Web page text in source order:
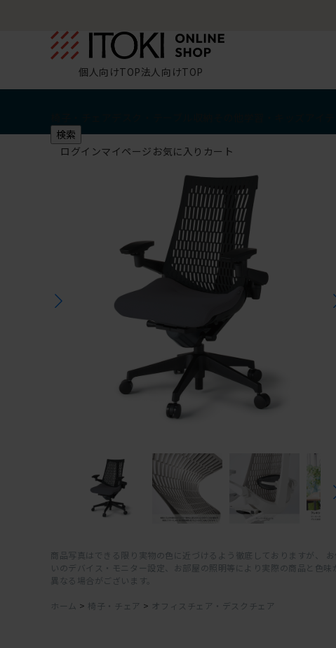
個人向けTOP法人向けTOP
検索
ログインマイページ お気に入り カート
商品写真はできる限り実物の色に近づけるよう徹底しておりますが、 お
いのデバイス・モニター設定、お部屋の照明等により実際の商品と色味
異なる場合がございます。
ホーム > 椅子・チェア > オフィスチェア・デスクチェア